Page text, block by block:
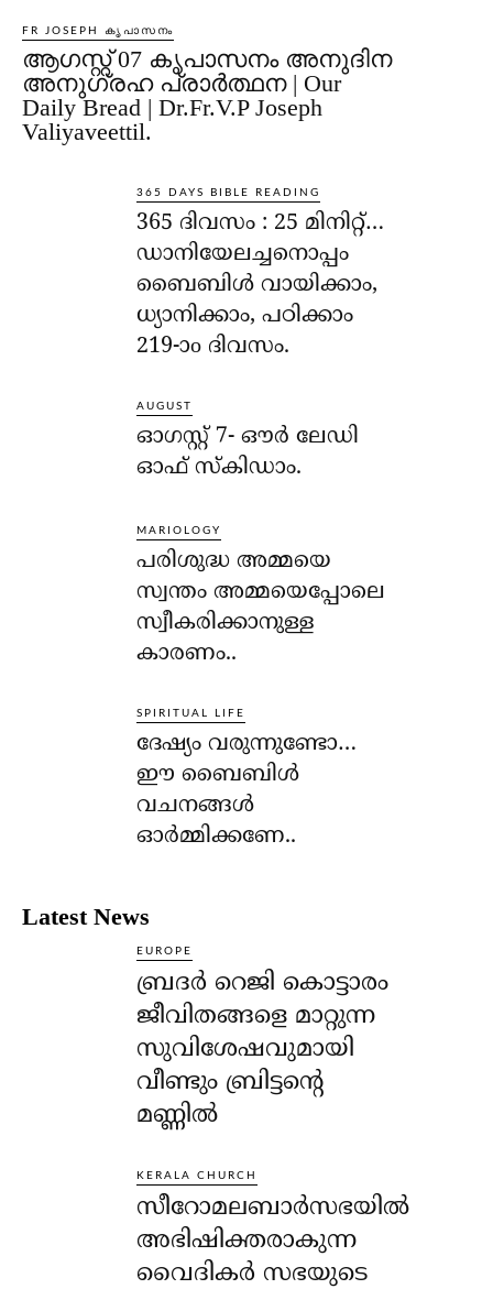
FR JOSEPH കൃപാസനം
ആഗസ്റ്റ് 07 കൃപാസനം അനുദിന
അനുഗ്രഹ പ്രാർത്ഥന | Our
Daily Bread | Dr.Fr.V.P Joseph
Valiyaveettil.
365 DAYS BIBLE READING
365 ദിവസം : 25 മിനിറ്റ്…
ഡാനിയേലച്ചനൊപ്പം
ബൈബിൾ വായിക്കാം,
ധ്യാനിക്കാം, പഠിക്കാം
219-ാo ദിവസം.
AUGUST
ഓഗസ്റ്റ് 7- ഔര്‍ ലേഡി
ഓഫ് സ്‌കിഡാം.
MARIOLOGY
പരിശുദ്ധ അമ്മയെ
സ്വന്തം അമ്മയെപ്പോലെ
സ്വീകരിക്കാനുള്ള
കാരണം..
SPIRITUAL LIFE
ദേഷ്യം വരുന്നുണ്ടോ…
ഈ ബൈബിള്‍
വചനങ്ങള്‍
ഓര്‍മ്മിക്കണേ..
Latest News
EUROPE
ബ്രദർ റെജി കൊട്ടാരം
ജീവിതങ്ങളെ മാറ്റുന്ന
സുവിശേഷവുമായി
വീണ്ടും ബ്രിട്ടന്റെ
മണ്ണിൽ
KERALA CHURCH
സീറോമലബാർസഭയിൽ
അഭിഷിക്തരാകുന്ന
വൈദികർ സഭയുടെ